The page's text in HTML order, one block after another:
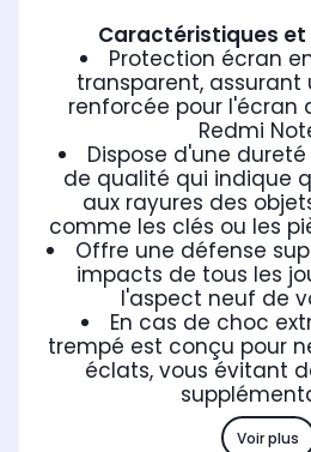
Caractéristiques
Protection écran
transparent, assurant
renforcée pour l'écran
Redmi
Dispose d'une
de qualité qui indique
aux rayures des
comme les clés ou les
Offre une défense
impacts de tous les
l'aspect neuf de
En cas de choc
trempé est conçu pour
éclats, vous évitant
Voir plus